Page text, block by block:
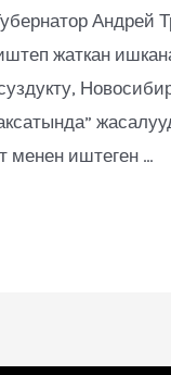
Андрей
жаткан
менен иштеген …